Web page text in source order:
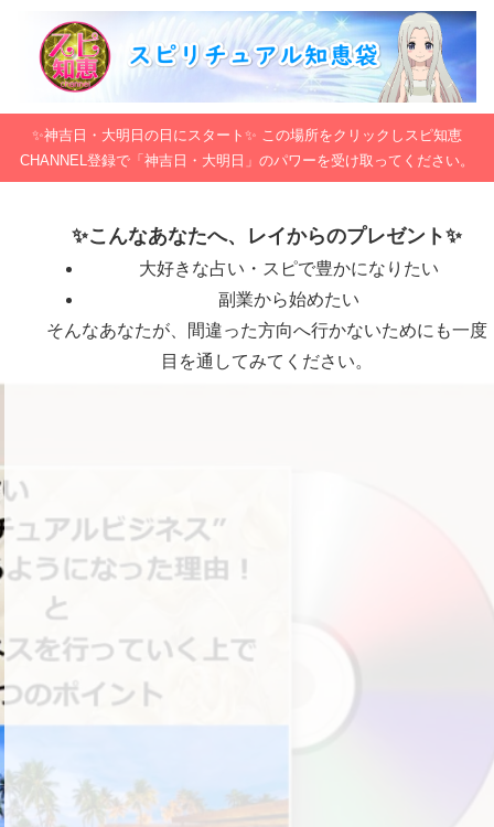
✨神吉日・大明日の日にスタート✨ この場所をクリックしスピ知恵
CHANNEL登録で「神吉日・大明日」のパワーを受け取ってください。
✨こんなあなたへ、レイからのプレゼント✨
大好きな占い・スピで豊かになりたい
副業から始めたい
そんなあなたが、間違った方向へ行かないためにも一度
目を通してみてください。